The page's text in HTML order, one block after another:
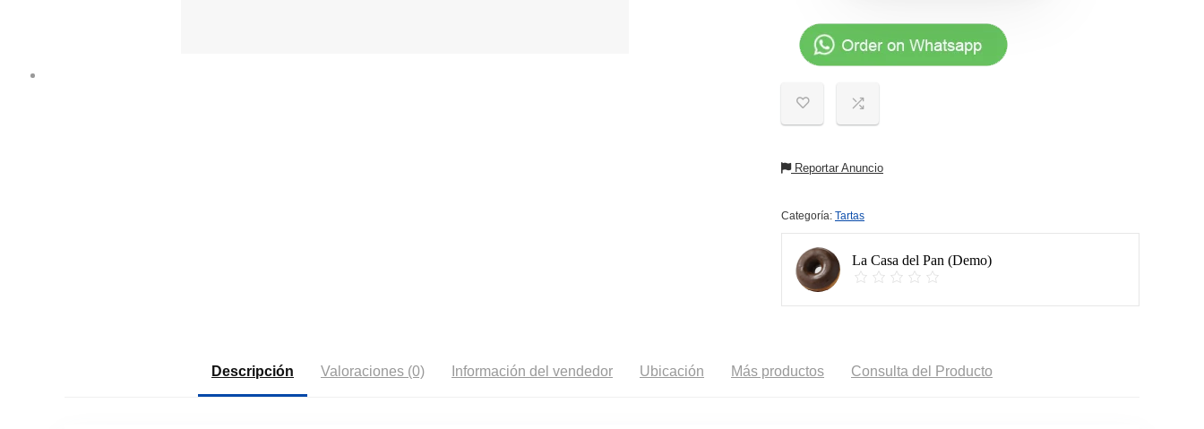
Reportar Anuncio
Categoría: Tartas
La Casa del Pan (Demo)
Descripción Valoraciones (0) Información del vendedor Ubicación Más productos Consulta del Producto